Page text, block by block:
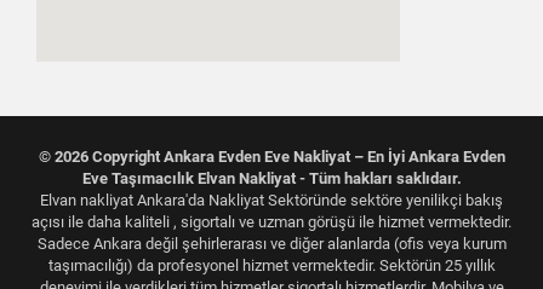
© 2026 Copyright Ankara Evden Eve Nakliyat – En İyi Ankara Evden
Eve Taşımacılık Elvan Nakliyat - Tüm hakları saklıdaır.
Elvan nakliyat Ankara'da Nakliyat Sektöründe sektöre yenilikçi bakış
açısı ile daha kaliteli , sigortalı ve uzman görüşü ile hizmet vermektedir.
Sadece Ankara değil şehirlerarası ve diğer alanlarda (ofis veya kurum
taşımacılığı) da profesyonel hizmet vermektedir. Sektörün 25 yıllık